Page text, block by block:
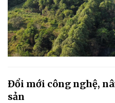
Đổi mới công nghệ,
sản